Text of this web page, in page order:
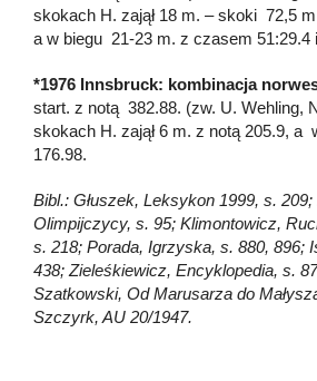
skokach H. zajął 18 m. – skoki 72,5
a w biegu 21-23 m. z czasem 51:29.4
*1976 Innsbruck: kombinacja
start. z notą 382.88. (zw. U. Wehling,
skokach H. zajął 6 m. z notą 205.9, a
176.98.
Bibl.: Głuszek, Leksykon 1999, s. 209;
Olimpijczycy, s. 95; Klimontowicz,
s. 218; Porada, Igrzyska, s. 880, 896;
438; Zieleśkiewicz, Encyklopedia, s.
Szatkowski, Od Marusarza do
Szczyrk, AU 20/1947.